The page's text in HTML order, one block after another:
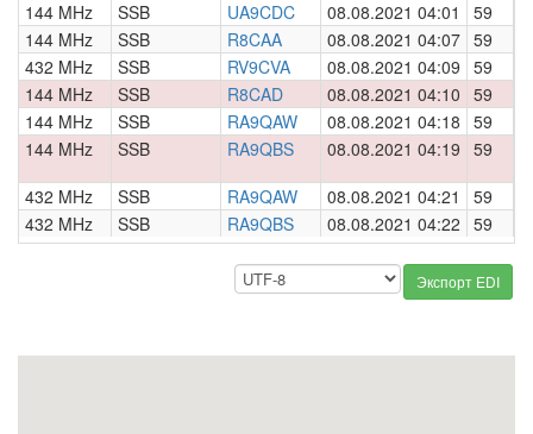
144 MHz
SSB UA9CDC 08.08.2021 04:01 59
144 MHz
SSB R8CAA 08.08.2021 04:07 59
432 MHz
SSB RV9CVA 08.08.2021 04:09 59
144 MHz
SSB R8CAD 08.08.2021 04:10 59
144 MHz
SSB RA9QAW 08.08.2021 04:18 59
144 MHz
SSB RA9QBS 08.08.2021 04:19 59
432 MHz
SSB RA9QAW 08.08.2021 04:21 59
432 MHz
SSB RA9QBS 08.08.2021 04:22 59
Экспорт EDI